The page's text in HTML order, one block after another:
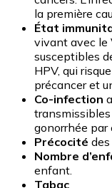
la première
État
vivant avec le
susceptibles
HPV, qui
précancer et
Co-infection
transmissibles
gonorrhée par
Précocité
Nombre
enfant.
Tabac